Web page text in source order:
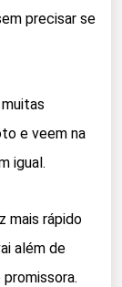
precisar se
e veem na
igual.
mais rápido
além de